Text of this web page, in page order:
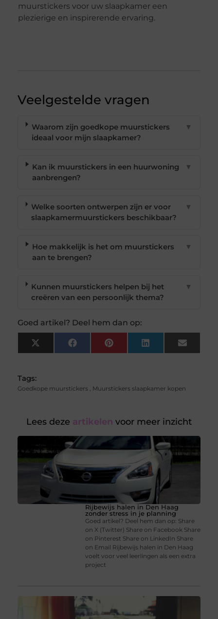
muurstickers voor uw slaapkamer een
plezierige en inspirerende ervaring.
Veelgestelde vragen
Waarom zijn goedkope muurstickers
ideaal voor mijn slaapkamer?
▼
Kan ik muurstickers in een huurwoning
aanbrengen?
▼
Welke soorten ontwerpen zijn er voor
slaapkamermuurstickers beschikbaar?
▼
Hoe makkelijk is het om muurstickers
aan te brengen?
▼
Kunnen muurstickers helpen bij het
creëren van een persoonlijk thema?
▼
Goed artikel? Deel hem dan op:
X
(Twitter)
FacebookPinterest LinkedIn Email
Tags:
Goedkope muurstickers, Muurstickers slaapkamer kopen
Lees deze artikelen voor meer inzicht
Rijbewijs halen in Den Haag
zonder stress in je planning
Goed artikel? Deel hem dan op: Share
on X (Twitter) Share on Facebook Share
on Pinterest Share on LinkedIn Share
on Email Rijbewijs halen in Den Haag
voelt voor veel leerlingen als een extra
project